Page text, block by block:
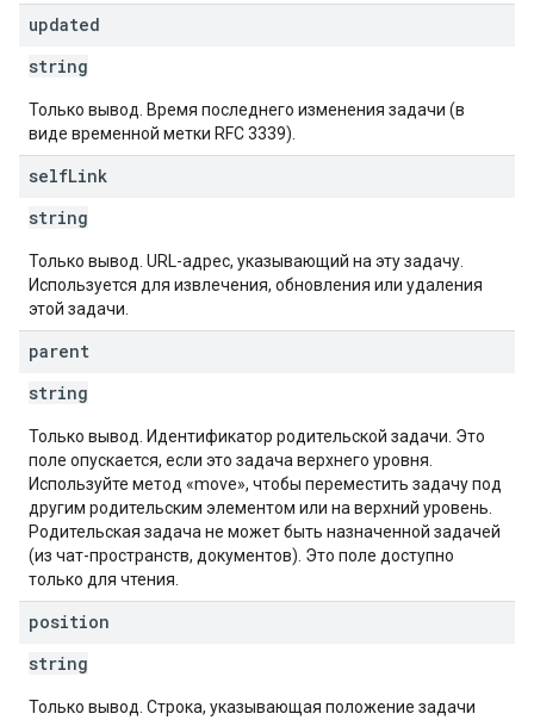
updated
string
Только вывод. Время последнего изменения задачи (в
виде временной метки RFC 3339).
selfLink
string
Только вывод. URL-адрес, указывающий на эту задачу.
Используется для извлечения, обновления или удаления
этой задачи.
parent
string
Только вывод. Идентификатор родительской задачи. Это
поле опускается, если это задача верхнего уровня.
Используйте метод «move», чтобы переместить задачу под
другим родительским элементом или на верхний уровень.
Родительская задача не может быть назначенной задачей
(из чат-пространств, документов). Это поле доступно
только для чтения.
position
string
Только вывод. Строка, указывающая положение задачи